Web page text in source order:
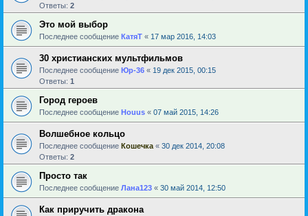
Ответы: 2
Это мой выбор
Последнее сообщение КатяТ « 17 мар 2016, 14:03
30 христианских мультфильмов
Последнее сообщение Юр-36 « 19 дек 2015, 00:15
Ответы: 1
Город героев
Последнее сообщение Houus « 07 май 2015, 14:26
Волшебное кольцо
Последнее сообщение Кошечка « 30 дек 2014, 20:08
Ответы: 2
Просто так
Последнее сообщение Лана123 « 30 май 2014, 12:50
Как приручить дракона